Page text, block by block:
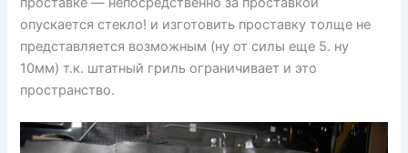
опускается стекло! и изготовить проставку толще не
представляется возможным (ну от силы еще 5. ну
10мм) т.к. штатный гриль ограничивает и это
пространство.